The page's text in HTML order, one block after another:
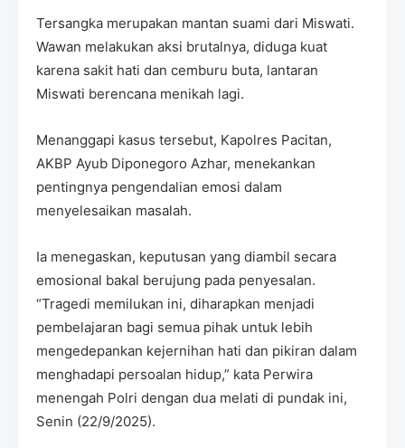
Tersangka merupakan mantan suami dari Miswati.
Wawan melakukan aksi brutalnya, diduga kuat
karena sakit hati dan cemburu buta, lantaran
Miswati berencana menikah lagi.
Menanggapi kasus tersebut, Kapolres Pacitan,
AKBP Ayub Diponegoro Azhar, menekankan
pentingnya pengendalian emosi dalam
menyelesaikan masalah.
Ia menegaskan, keputusan yang diambil secara
emosional bakal berujung pada penyesalan.
“Tragedi memilukan ini, diharapkan menjadi
pembelajaran bagi semua pihak untuk lebih
mengedepankan kejernihan hati dan pikiran dalam
menghadapi persoalan hidup,” kata Perwira
menengah Polri dengan dua melati di pundak ini,
Senin (22/9/2025).
e
s